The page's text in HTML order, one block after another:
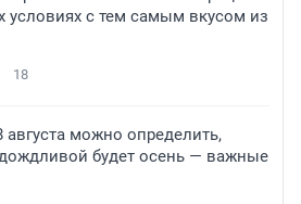
условиях с тем самым вкусом из
18
августа можно определить,
будет осень — важные